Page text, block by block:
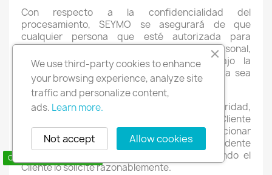
Con respecto a la confidencialidad del
procesamiento, SEYMO se asegurará de que
cualquier persona que esté autorizada para
procesar los datos del cliente (incluido su personal,
colaboradores y prestadores), estará bajo la
obligación apropiada de confidencialidad (ya sea
un deber contractual o legal).
Cuando se presente algún incidente de seguridad,
al darse cuenta SEYMO , deberá notificar al Cliente
sin demoras indebidas y deberá proporcionar
información oportuna relacionada con el Incidente
de Seguridad tal como se conozca o cuando el
Cliente lo solicite razonablemente.
Contact us via WhatsApp
We use third-party cookies to enhance
your browsing experience, analyze site
traffic and personalize content,
ads. Learn more.
Allow cookies
Not accept